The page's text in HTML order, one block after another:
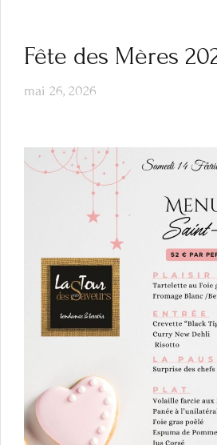
Fête des Mères
mai 26, 2026